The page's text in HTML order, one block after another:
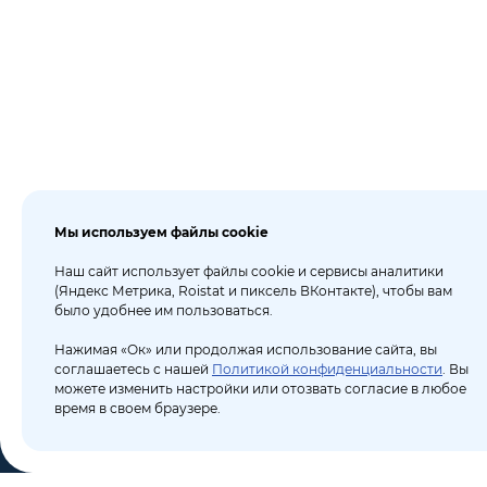
Мы используем файлы cookie
Наш сайт использует файлы cookie и сервисы аналитики
(Яндекс Метрика, Roistat и пиксель ВКонтакте), чтобы вам
было удобнее им пользоваться.
Нажимая «Ок» или продолжая использование сайта, вы
соглашаетесь с нашей Политикой конфиденциальности. Вы
можете изменить настройки или отозвать согласие в любое
время в своем браузере.